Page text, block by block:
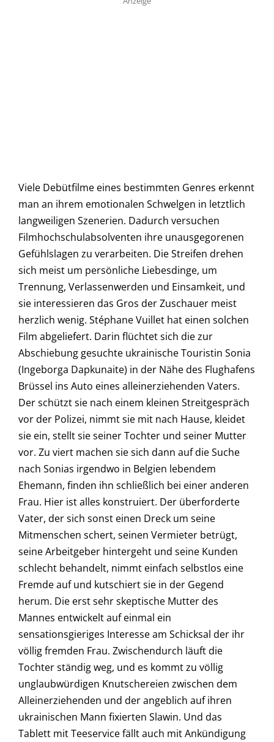
Viele Debütfilme eines bestimmten Genres erkennt
man an ihrem emotionalen Schwelgen in letztlich
langweiligen Szenerien. Dadurch versuchen
Filmhochschulabsolventen ihre unausgegorenen
Gefühlslagen zu verarbeiten. Die Streifen drehen
sich meist um persönliche Liebesdinge, um
Trennung, Verlassenwerden und Einsamkeit, und
sie interessieren das Gros der Zuschauer meist
herzlich wenig. Stéphane Vuillet hat einen solchen
Film abgeliefert. Darin flüchtet sich die zur
Abschiebung gesuchte ukrainische Touristin Sonia
(Ingeborga Dapkunaite) in der Nähe des Flughafens
Brüssel ins Auto eines alleinerziehenden Vaters.
Der schützt sie nach einem kleinen Streitgespräch
vor der Polizei, nimmt sie mit nach Hause, kleidet
sie ein, stellt sie seiner Tochter und seiner Mutter
vor. Zu viert machen sie sich dann auf die Suche
nach Sonias irgendwo in Belgien lebendem
Ehemann, finden ihn schließlich bei einer anderen
Frau. Hier ist alles konstruiert. Der überforderte
Vater, der sich sonst einen Dreck um seine
Mitmenschen schert, seinen Vermieter betrügt,
seine Arbeitgeber hintergeht und seine Kunden
schlecht behandelt, nimmt einfach selbstlos eine
Fremde auf und kutschiert sie in der Gegend
herum. Die erst sehr skeptische Mutter des
Mannes entwickelt auf einmal ein
sensationsgieriges Interesse am Schicksal der ihr
völlig fremden Frau. Zwischendurch läuft die
Tochter ständig weg, und es kommt zu völlig
unglaubwürdigen Knutschereien zwischen dem
Alleinerziehenden und der angeblich auf ihren
ukrainischen Mann fixierten Slawin. Und das
Tablett mit Teeservice fällt auch mit Ankündigung